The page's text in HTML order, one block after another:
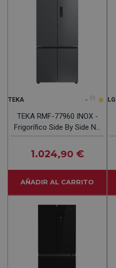
TEKA - (0)
TEKA RMF-77960 INOX -
Frigorífico Side By Side No
Frost
1.024,90 €
AÑADIR AL CARRITO
LG